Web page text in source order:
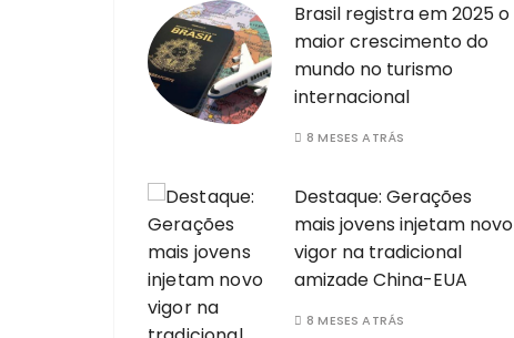
Brasil registra em 2025 o
maior crescimento do
mundo no turismo
internacional
8 MESES ATRÁS
Destaque: Gerações
mais jovens injetam novo
vigor na tradicional
amizade China-EUA
8 MESES ATRÁS